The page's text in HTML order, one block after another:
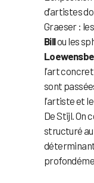
d’artistes
Graeser :
Billou les
l’art
sont
l’artiste et
De Stijl. On
structuré